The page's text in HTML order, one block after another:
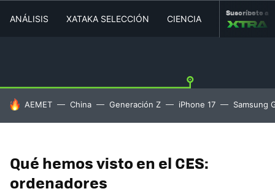
ANÁLISIS XATAKA SELECCIÓN CIENCIA MOVILIDAD
Suscríbete a
HOY SE HABLA DE
AEMET China Generación Z iPhone 17 Samsung
Qué hemos visto en el CES:
ordenadores